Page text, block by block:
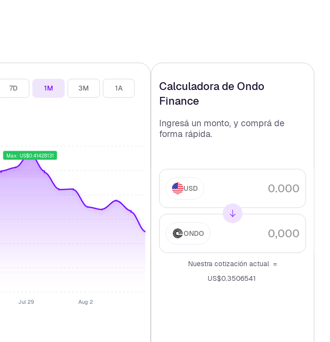
7D 1M 3M 1A
Jul 29 Aug 2
Max: US$0.41428131
Calculadora de Ondo
Finance
Ingresá un monto, y comprá de
forma rápida.
USD
ONDO
Nuestra cotización actual =
US$0.3506541